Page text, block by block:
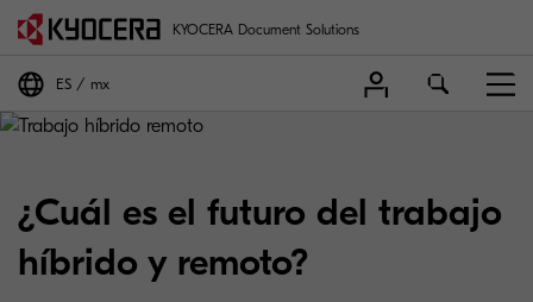
KYOCERA Document Solutions
ES mx
¿Cuál es el futuro del trabajo
híbrido y remoto?